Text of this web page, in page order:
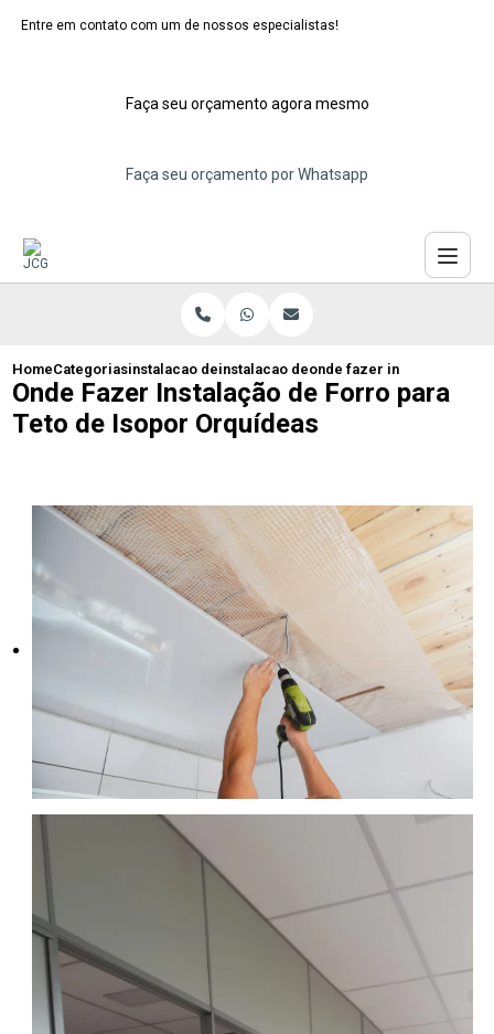
Entre em contato com um de nossos especialistas!
Faça seu orçamento agora mesmo
Faça seu orçamento por Whatsapp
HomeCategoriasinstalacao de forros de isopor
instalacao de forro de isopor
onde fazer instalacao de
Onde Fazer Instalação de Forro para
Teto de Isopor Orquídeas